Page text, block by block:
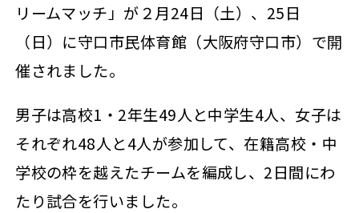
リームマッチ」が２月24日（土）、25日
（日）に守口市民体育館（大阪府守口市）で開
催されました。
男子は高校1・2年生49人と中学生4人、女子は
それぞれ48人と4人が参加して、在籍高校・中
学校の枠を越えたチームを編成し、2日間にわ
たり試合を行いました。